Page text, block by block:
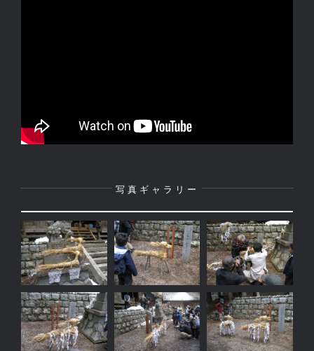
写真ギャラリー